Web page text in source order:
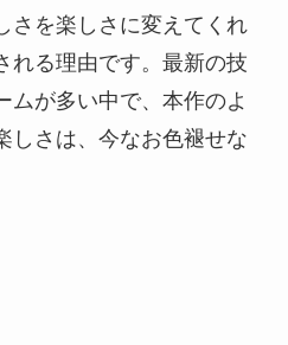
さを楽しさに変えてくれ
れる理由です。最新の技
ムが多い中で、本作のよ
しさは、今なお色褪せな